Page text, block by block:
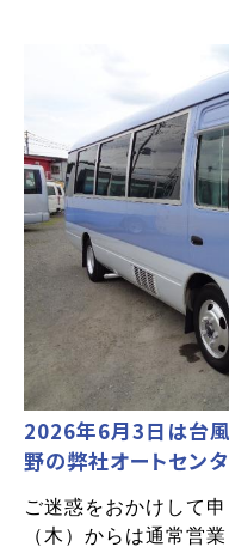
2026年6月3日は台
野の弊社オートセン
ご迷惑をおかけして
（木）からは通常営